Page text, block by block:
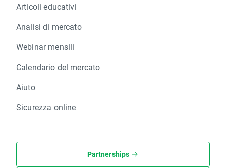
Articoli educativi
Analisi di mercato
Webinar mensili
Calendario del mercato
Aiuto
Sicurezza online
Partnerships